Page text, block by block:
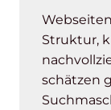
Struktur,
schätzen